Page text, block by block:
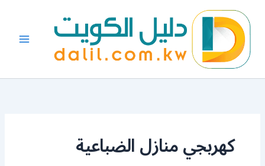
المحتوى
كهربجي منازل الضباعية